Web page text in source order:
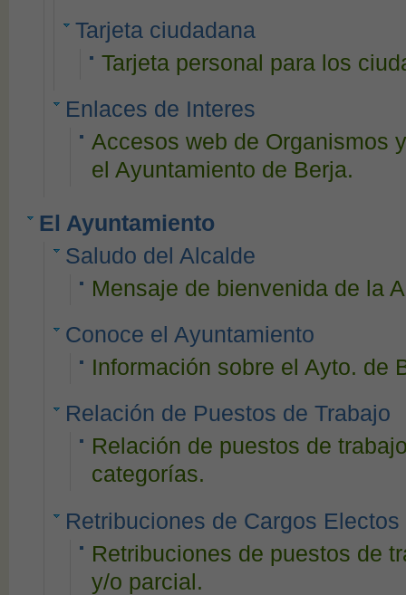
Tarjeta ciudadana
Tarjeta personal para los
Enlaces de Interes
Accesos web de Organismos
el Ayuntamiento de Berja.
El Ayuntamiento
Saludo del Alcalde
Mensaje de bienvenida de la
Conoce el Ayuntamiento
Información sobre el Ayto. de
Relación de Puestos de Trabajo
Relación de puestos de
categorías.
Retribuciones de Cargos Electos
Retribuciones de puestos de
y/o parcial.